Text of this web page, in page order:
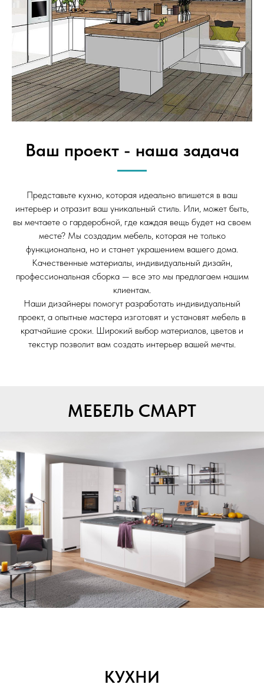
Ваш проект - наша задача
Представьте кухню, которая идеально впишется в ваш
интерьер и отразит ваш уникальный стиль. Или, может быть,
вы мечтаете о гардеробной, где каждая вещь будет на своем
месте? Мы создадим мебель, которая не только
функциональна, но и станет украшением вашего дома.
Качественные материалы, индивидуальный дизайн,
профессиональная сборка — все это мы предлагаем нашим
клиентам.
Наши дизайнеры помогут разработать индивидуальный
проект, а опытные мастера изготовят и установят мебель в
кратчайшие сроки. Широкий выбор материалов, цветов и
текстур позволит вам создать интерьер вашей мечты.
МЕБЕЛЬ СМАРТ
КУХНИ